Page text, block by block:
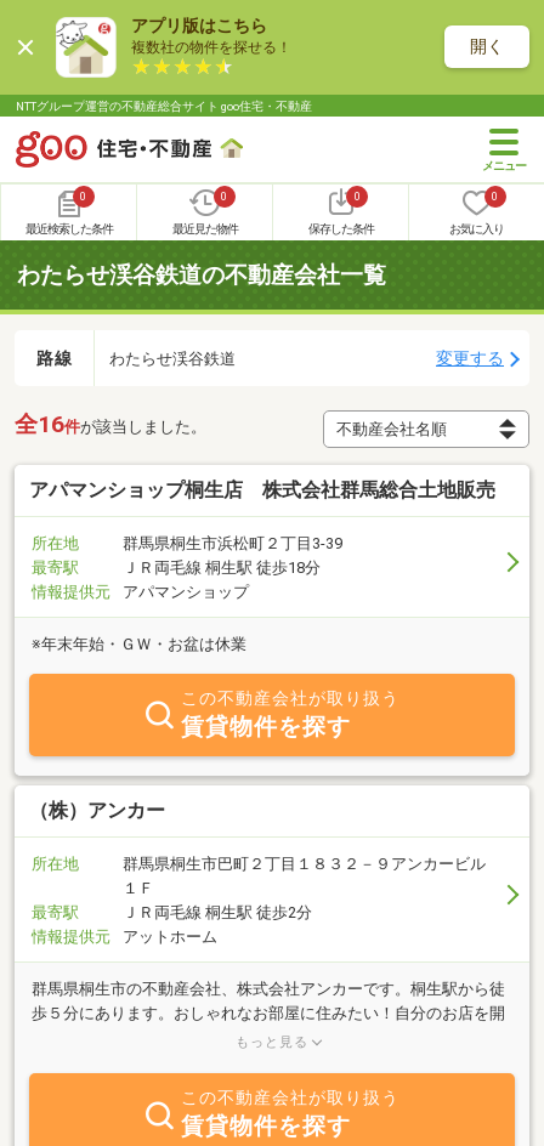
アプリ版はこちら
複数社の物件を探せる！ 開く
NTTグループ運営の不動産総合サイト goo住宅・不動産
0
最近検索した条件
0
最近見た物件
0
保存した条件
0
お気に入り
わたらせ渓谷鉄道の不動産会社一覧
路線 わたらせ渓谷鉄道 変更する
全16件が該当しました。
アパマンショップ桐生店 株式会社群馬総合土地販売
所在地
群馬県桐生市浜松町２丁目3-39
最寄駅
ＪＲ両毛線 桐生駅 徒歩18分
情報提供元
アパマンショップ
※年末年始・ＧＷ・お盆は休業
この不動産会社が取り扱う
賃貸物件を探す
（株）アンカー
所在地
群馬県桐生市巴町２丁目１８３２－９アンカービル
１Ｆ
最寄駅
ＪＲ両毛線 桐生駅 徒歩2分
情報提供元
アットホーム
群馬県桐生市の不動産会社、株式会社アンカーです。桐生駅から徒
歩５分にあります。おしゃれなお部屋に住みたい！自分のお店を開
きたい！古民家再生に興味がある！空き家を手放したいがどうした
の幅広い世代のスタッフが対応致します！古民家カフェPLUS+アン
カーも運営しておりますので、まずはお茶をしながらお気軽にご相
談ください♪創業32年の地元密着型のアットホームな会社です！皆
もっと見る
この不動産会社が取り扱う
賃貸物件を探す